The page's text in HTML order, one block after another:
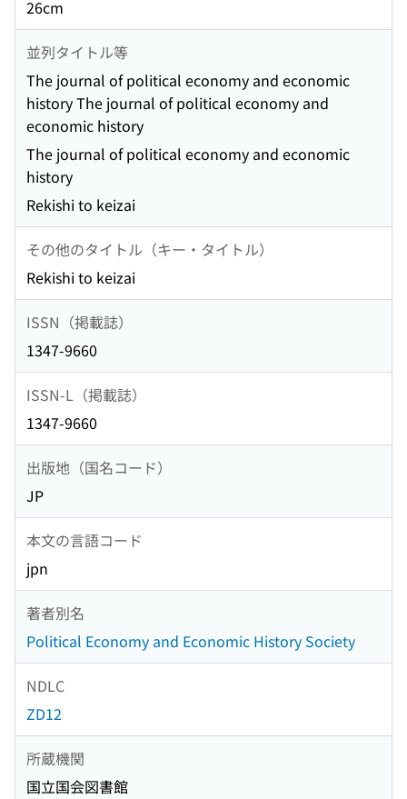
26cm
並列タイトル等
The journal of political economy and economic
history The journal of political economy and
economic history
The journal of political economy and economic
history
Rekishi to keizai
その他のタイトル（キー・タイトル）
Rekishi to keizai
ISSN（掲載誌）
1347-9660
ISSN-L（掲載誌）
1347-9660
出版地（国名コード）
JP
本文の言語コード
jpn
著者別名
Political Economy and Economic History Society
NDLC
ZD12
所蔵機関
国立国会図書館